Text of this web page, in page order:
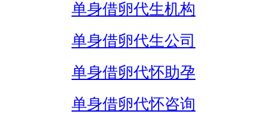
单身借卵代生机构
单身借卵代生公司
单身借卵代怀助孕
单身借卵代怀咨询